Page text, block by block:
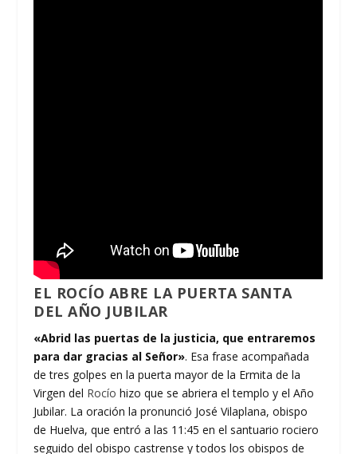
EL ROCÍO ABRE LA PUERTA SANTA
DEL AÑO JUBILAR
«Abrid las puertas de la justicia, que entraremos
para dar gracias al Señor». Esa frase acompañada
de tres golpes en la puerta mayor de la Ermita de la
Virgen del Rocío hizo que se abriera el templo y el Año
Jubilar. La oración la pronunció José Vilaplana, obispo
de Huelva, que entró a las 11:45 en el santuario rociero
seguido del obispo castrense y todos los obispos de